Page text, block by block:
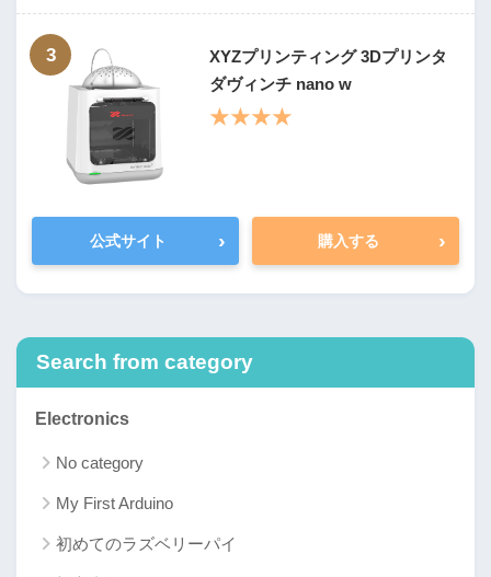
3
XYZプリンティング 3Dプリンタ
ダヴィンチ nano w
★★★★
公式サイト › 購入する ›
Search from category
Electronics
No category
My First Arduino
初めてのラズベリーパイ